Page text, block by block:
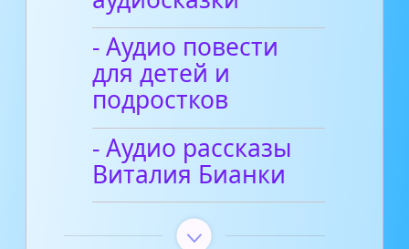
- Аудио повести
для детей и
подростков
- Аудио рассказы
Виталия Бианки